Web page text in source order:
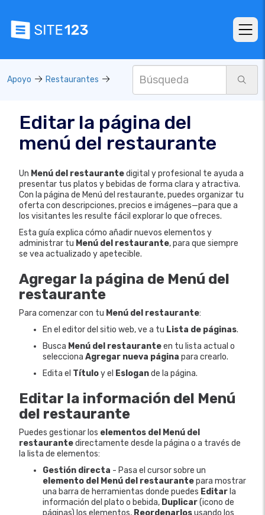
Apoyo Restaurantes
Editar la página del
menú del restaurante
Un Menú del restaurantedigital y profesional te ayuda a
presentar tus platos y bebidas de forma clara y atractiva.
Con la página de Menú del restaurante, puedes organizar tu
oferta con descripciones, precios e imágenes—para que a
los visitantes les resulte fácil explorar lo que ofreces.
Esta guía explica cómo añadir nuevos elementos y
administrar tu Menú del restaurante, para que siempre
se vea actualizado y apetecible.
Agregar la página de Menú del
restaurante
Para comenzar con tu Menú del restaurante:
En el editor del sitio web, ve a tu Lista de páginas.
Busca Menú del restauranteen tu lista actual o
selecciona Agregar nueva página para crearlo.
Edita el Títuloy el Eslogande la página.
Editar la información del Menú
del restaurante
Puedes gestionar los elementos del Menú del
restaurantedirectamente desde la página o a través de
la lista de elementos:
Gestión directa - Pasa el cursor sobre un
elemento del Menú del restaurantepara mostrar
una barra de herramientas donde puedes Editar la
información del plato o bebida, Duplicar(icono de
páginas) los elementos, Reordenarlosusando los